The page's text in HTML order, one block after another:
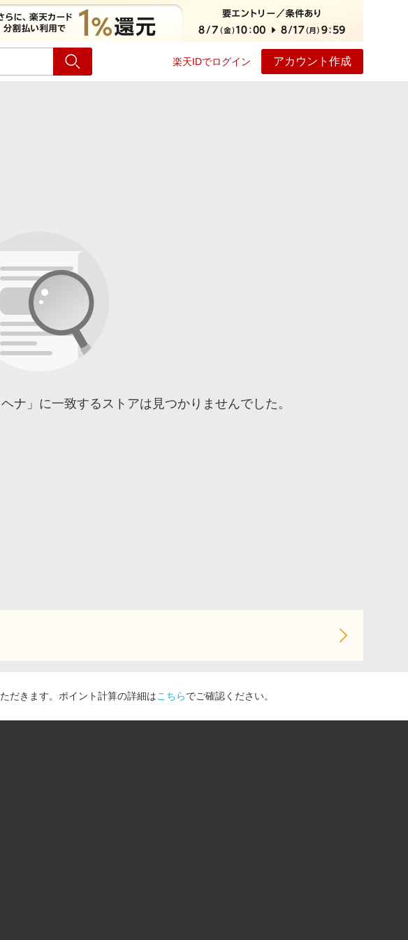
楽天IDでログイン アカウント作成
ナ」に一致するストアは見つかりませんでした。
だきます。ポイント計算の詳細はこちらでご確認ください。